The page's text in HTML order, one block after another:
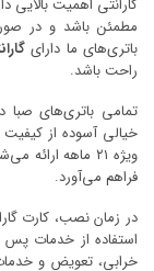
گارانتی اهمیت بالایی
مطمئن باشد و در
باتری‌های ما دارای
راحت باشد.
خیالی آسوده از
ویژه ۲۱ ماهه
فراهم می‌آورد.
در زمان نصب، کارت
استفاده از خدمات
خرابی، تعویض و